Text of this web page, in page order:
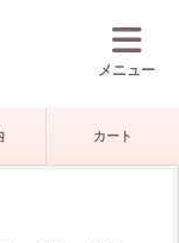
メニュー
カート